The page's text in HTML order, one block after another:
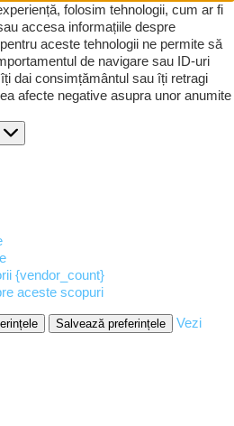
folosim tehnologii, cum ar fi
accesa informațiile despre
aceste tehnologii ne permite să
de navigare sau ID-uri
dai consimțământul sau îți retragi
afecte negative asupra unor anumite
{vendor_count}
aceste scopuri
Salvează preferințele
Vezi